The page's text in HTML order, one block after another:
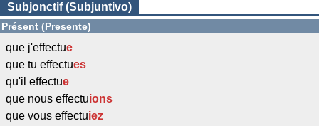
Subjonctif (Subjuntivo)
Présent (Presente)
que j'effectue
que tu effectues
qu'il effectue
que nous effectuions
que vous effectuiez